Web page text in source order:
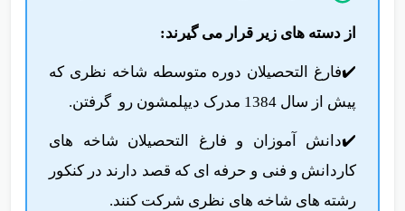
از دسته های زیر قرار می گیرند:
✔️فارغ ‌التحصیلان دوره متوسطه شاخه نظری که
پیش از سال 1384 مدرک دیپلمشون رو گرفتن.
✔️دانش آموزان و فارغ ‌التحصیلان شاخه ‌های
کاردانش و فنی ‌و حرفه ‌ای که قصد دارند در کنکور
رشته های شاخه های نظری شرکت کنند.